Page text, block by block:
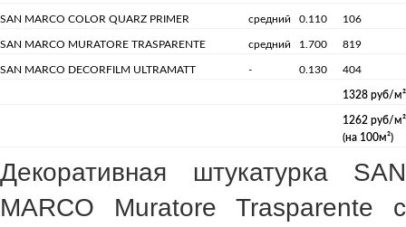
SAN MARCO COLOR QUARZ PRIMER средний 0.110 106
SAN MARCO MURATORE TRASPARENTE средний 1.700 819
SAN MARCO DECORFILM ULTRAMATT - 0.130 404
1328 руб/м²
1262 руб/м²
(на 100м²)
Декоративная штукатурка SAN
MARCO Muratore Trasparente с